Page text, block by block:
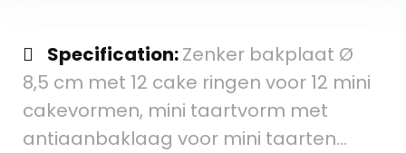
Specification:Zenker bakplaat Ø
8,5 cm met 12 cake ringen voor 12 mini
cakevormen, mini taartvorm met
antiaanbaklaag voor mini taarten…